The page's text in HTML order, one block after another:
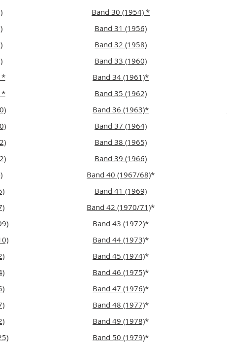
*
*
Band 30 (1954) *
Band 31 (1956)
Band 32 (1958)
Band 33 (1960)
Band 34 (1961)*
Band 35 (1962)
Band 36 (1963)*
Band 37 (1964)
Band 38 (1965)
Band 39 (1966)
Band 40 (1967/68)*
Band 41 (1969)
Band 42 (1970/71)*
Band 43 (1972)*
Band 44 (1973)*
Band 45 (1974)*
Band 46 (1975)*
Band 47 (1976)*
Band 48 (1977)*
Band 49 (1978)*
Band 50 (1979)*